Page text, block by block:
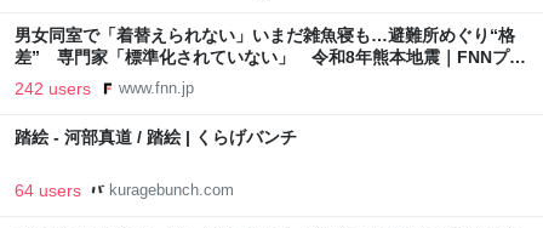
男女同室で「着替えられない」いまだ雑魚寝も…避難所めぐり“格
差” 専門家「標準化されていない」 令和8年熊本地震｜FNNプラ
イムオンライン
242 users www.fnn.jp
踏絵 - 河部真道 / 踏絵 | くらげバンチ
64 users kuragebunch.com